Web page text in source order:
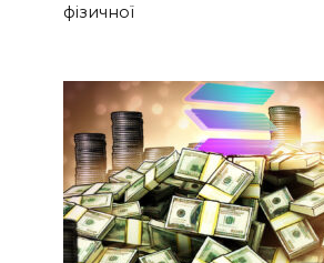
фізичної